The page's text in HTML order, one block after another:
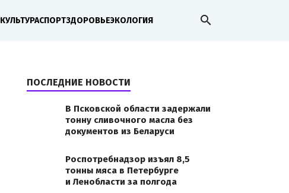
КУЛЬТУРАСПОРТЗДОРОВЬЕЭКОЛОГИЯ search
ПОСЛЕДНИЕ НОВОСТИ
В Псковской области задержали
тонну сливочного масла без
документов из Беларуси
Роспотребнадзор изъял 8,5
тонны мяса в Петербурге
и Ленобласти за полгода